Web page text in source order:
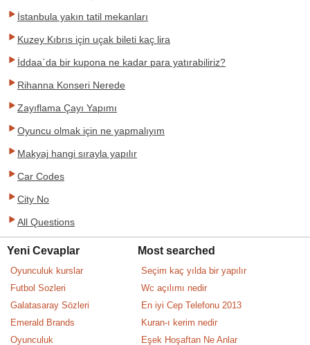
İstanbula yakın tatil mekanları
Kuzey Kıbrıs için uçak bileti kaç lira
İddaa`da bir kupona ne kadar para yatırabiliriz?
Rihanna Konseri Nerede
Zayıflama Çayı Yapımı
Oyuncu olmak için ne yapmalıyım
Makyaj hangi sırayla yapılır
Car Codes
City No
All Questions
Yeni Cevaplar
Oyunculuk kurslar
Futbol Sozleri
Galatasaray Sözleri
Emerald Brands
Oyunculuk
Most searched
Seçim kaç yılda bir yapılır
Wc açılımı nedir
En iyi Cep Telefonu 2013
Kuran-ı kerim nedir
Eşek Hoşaftan Ne Anlar